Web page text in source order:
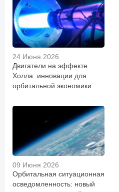
24 Июня 2026
Двигатели на эффекте
Холла: инновации для
орбитальной экономики
09 Июня 2026
Орбитальная ситуационная
осведомленность: новый